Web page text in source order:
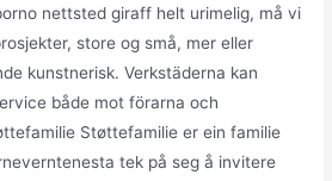
nettsted giraff helt urimelig, må vi
store og små, mer eller
kunstnerisk. Verkstäderna kan
både mot förarna och
Støttefamilie er ein familie
tek på seg å invitere